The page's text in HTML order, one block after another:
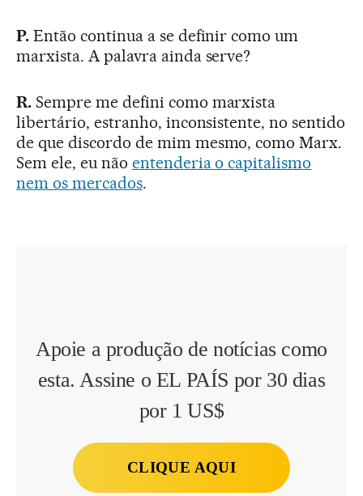
P. Então continua a se definir como um
marxista. A palavra ainda serve?
R.Sempre me defini como marxista
libertário, estranho, inconsistente, no sentido
de que discordo de mim mesmo, como Marx.
Sem ele, eu não entenderia o capitalismo
nem os mercados.
Apoie a produção de notícias como
esta. Assine o EL PAÍS por 30 dias
por 1 US$
CLIQUE AQUI